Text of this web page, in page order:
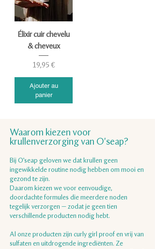
Élixir cuir chevelu
& cheveux
Prix
19,95 €
Ajouter au
panier
Waarom kiezen voor
krullenverzorging van O'seap?
Bij O’seap geloven we dat krullen geen
ingewikkelde routine nodig hebben om mooi en
gezond te zijn.
Daarom kiezen we voor eenvoudige,
doordachte formules die meerdere noden
tegelijk verzorgen — zodat je geen tien
verschillende producten nodig hebt.
Al onze producten zijn curly girl proof en vrij van
sulfaten en uitdrogende ingrediënten. Ze